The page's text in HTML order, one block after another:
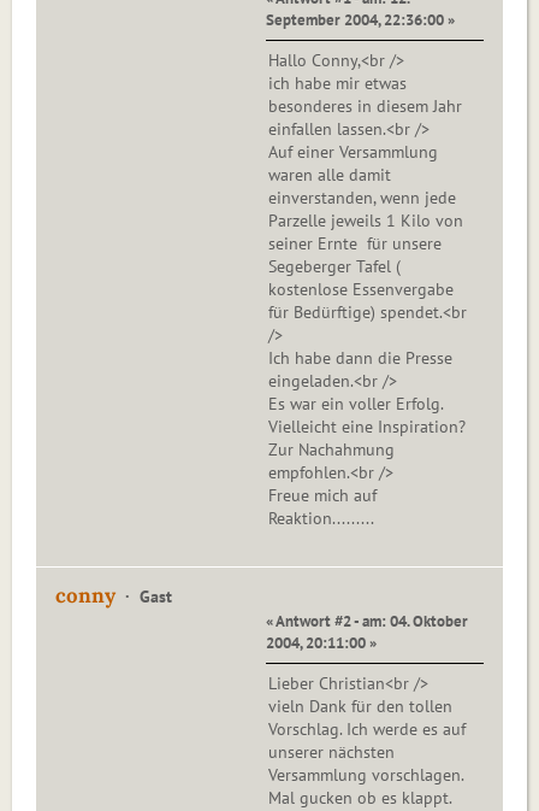
September 2004, 22:36:00 »
Hallo Conny,<br />
ich habe mir etwas
besonderes in diesem Jahr
einfallen lassen.<br />
Auf einer Versammlung
waren alle damit
einverstanden, wenn jede
Parzelle jeweils 1 Kilo von
seiner Ernte für unsere
Segeberger Tafel (
kostenlose Essenvergabe
für Bedürftige) spendet.<br
/>
Ich habe dann die Presse
eingeladen.<br />
Es war ein voller Erfolg.
Vielleicht eine Inspiration?
Zur Nachahmung
empfohlen.<br />
Freue mich auf
Reaktion.........
conny Gast
« Antwort #2 - am: 04. Oktober
2004, 20:11:00 »
Lieber Christian<br />
vieln Dank für den tollen
Vorschlag. Ich werde es auf
unserer nächsten
Versammlung vorschlagen.
Mal gucken ob es klappt.